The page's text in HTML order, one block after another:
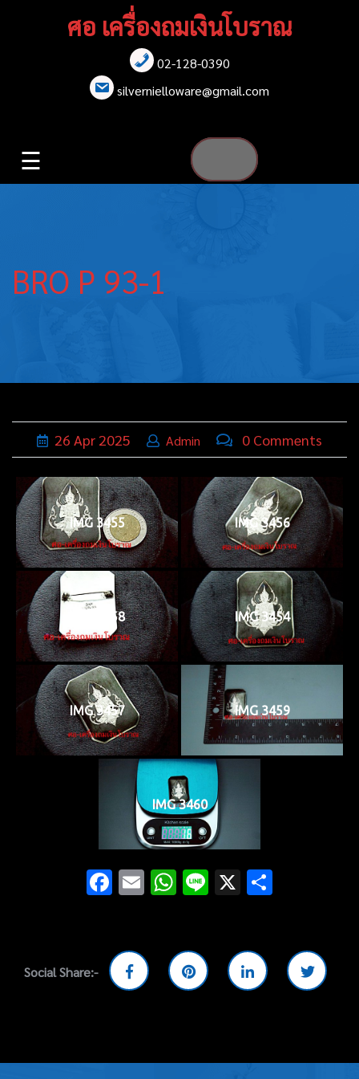
ศอ เครื่องถมเงินโบราณ
02-128-0390
silvernielloware@gmail.com
สร้อยข้อมือ
เข็มขัด
ฐานเสียบ
ทั่วไป
ติดต่อเรา
Thai
☰
BRO P 93-1
26 Apr2025 Admin 0 Comments
IMG 3455 IMG 3456
IMG 3458 IMG 3454
IMG 3457 IMG 3459
IMG 3460
Facebook
EmailWhatsApp
Line
X
Social Share:-